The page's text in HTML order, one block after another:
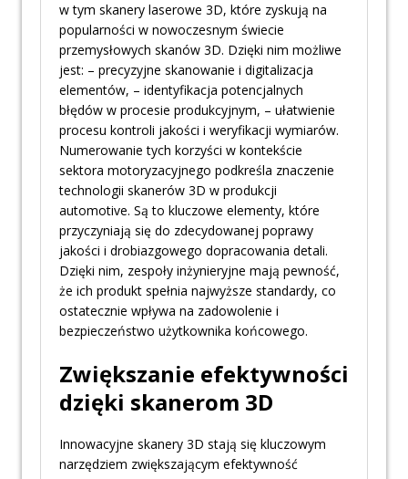
w tym skanery laserowe 3D, które zyskują na
popularności w nowoczesnym świecie
przemysłowych skanów 3D. Dzięki nim możliwe
jest: – precyzyjne skanowanie i digitalizacja
elementów, – identyfikacja potencjalnych
błędów w procesie produkcyjnym, – ułatwienie
procesu kontroli jakości i weryfikacji wymiarów.
Numerowanie tych korzyści w kontekście
sektora motoryzacyjnego podkreśla znaczenie
technologii skanerów 3D w produkcji
automotive. Są to kluczowe elementy, które
przyczyniają się do zdecydowanej poprawy
jakości i drobiazgowego dopracowania detali.
Dzięki nim, zespoły inżynieryjne mają pewność,
że ich produkt spełnia najwyższe standardy, co
ostatecznie wpływa na zadowolenie i
bezpieczeństwo użytkownika końcowego.
Zwiększanie efektywności
dzięki skanerom 3D
Innowacyjne skanery 3D stają się kluczowym
narzędziem zwiększającym efektywność